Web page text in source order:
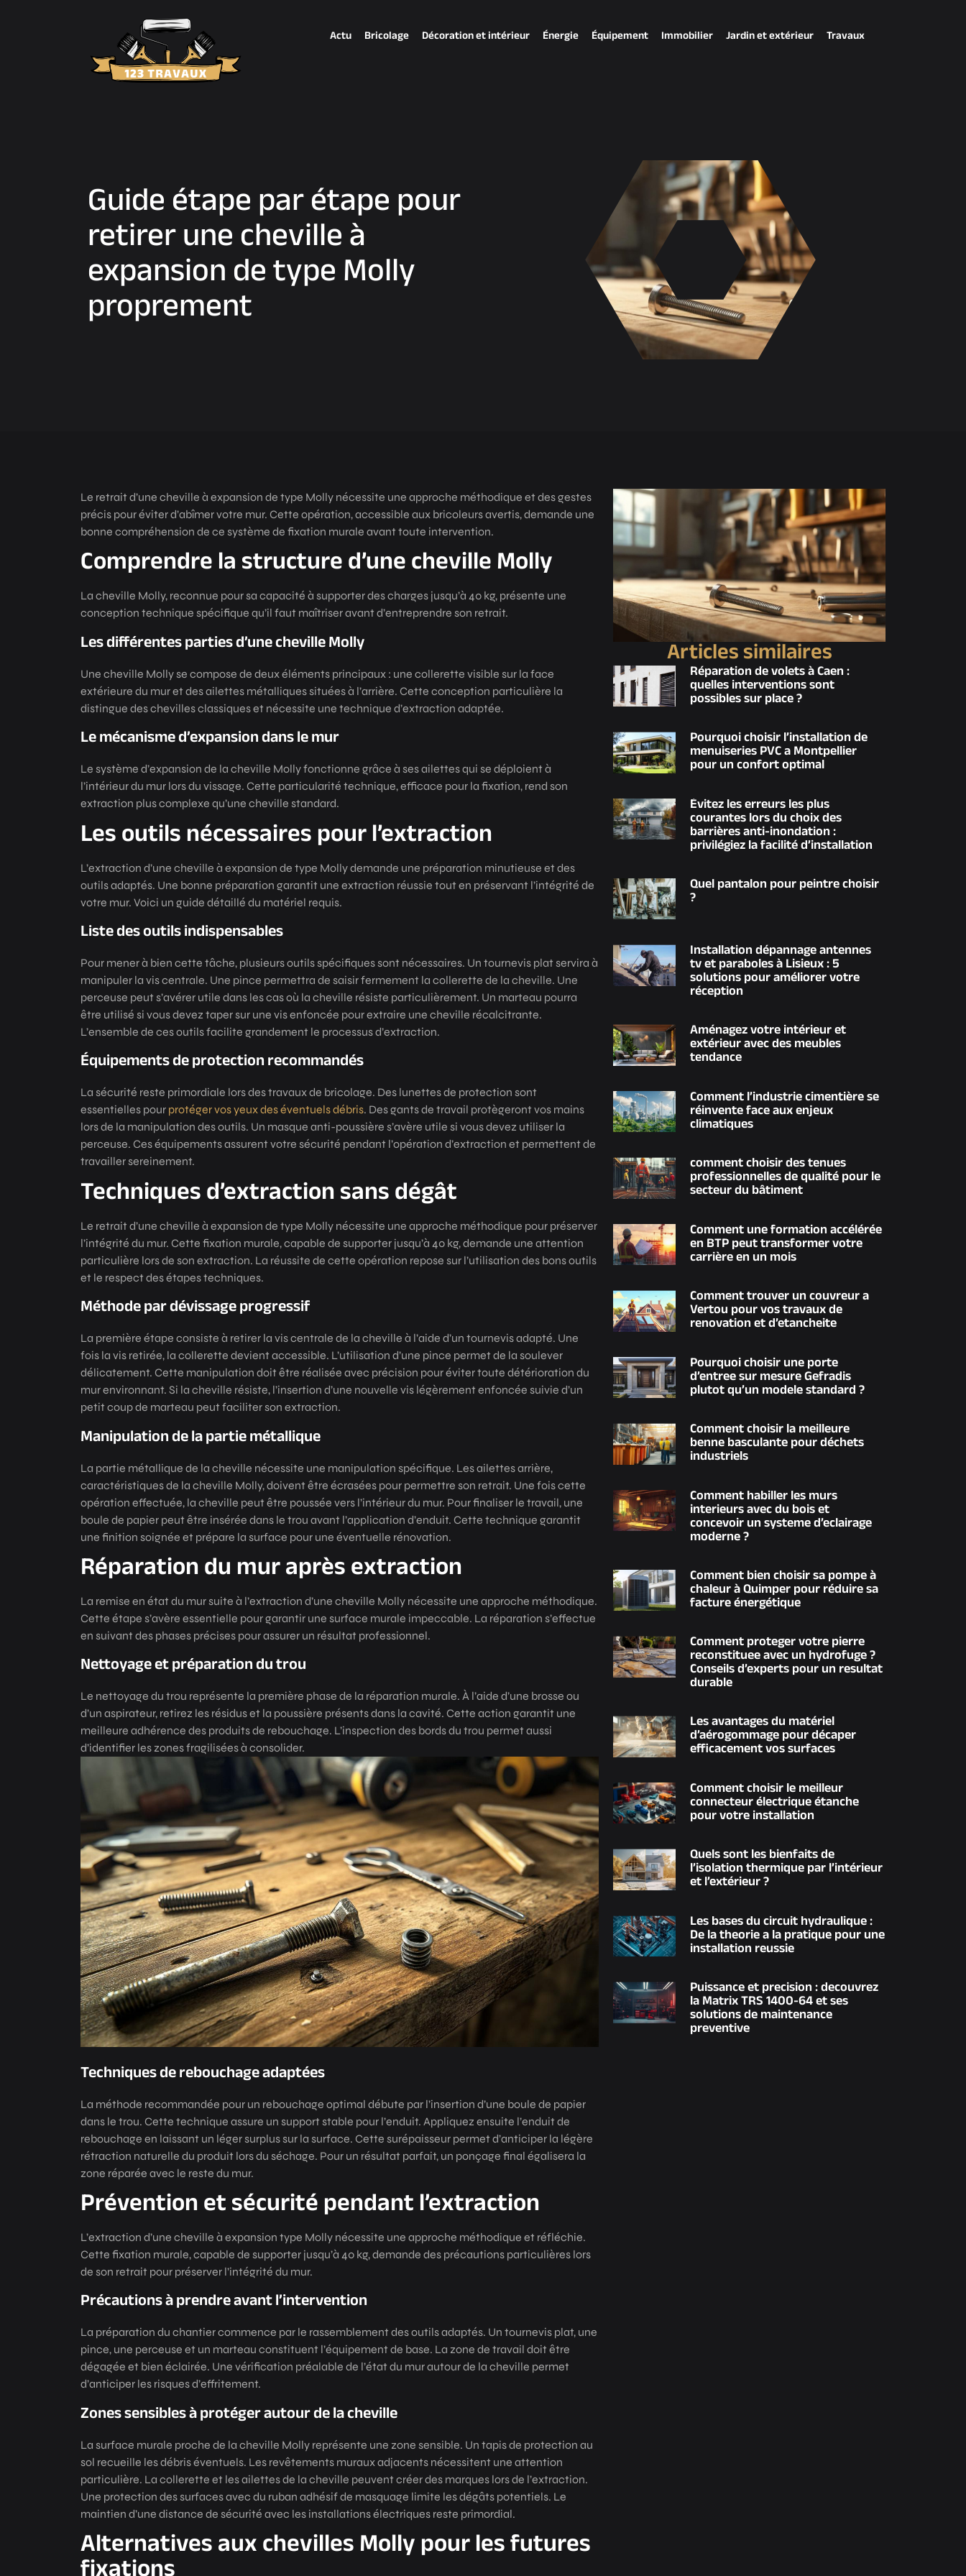
Actu Bricolage Décoration et intérieur Énergie Équipement Immobilier Jardin et extérieur Travaux
Guide étape par étape pour
retirer une cheville à
expansion de type Molly
proprement
Le retrait d’une cheville à expansion de type Molly nécessite une approche méthodique et des gestes
précis pour éviter d’abîmer votre mur. Cette opération, accessible aux bricoleurs avertis, demande une
bonne compréhension de ce système de fixation murale avant toute intervention.
Comprendre la structure d’une cheville Molly
La cheville Molly, reconnue pour sa capacité à supporter des charges jusqu’à 40 kg, présente une
conception technique spécifique qu’il faut maîtriser avant d’entreprendre son retrait.
Les différentes parties d’une cheville Molly
Une cheville Molly se compose de deux éléments principaux : une collerette visible sur la face
extérieure du mur et des ailettes métalliques situées à l’arrière. Cette conception particulière la
distingue des chevilles classiques et nécessite une technique d’extraction adaptée.
Le mécanisme d’expansion dans le mur
Le système d’expansion de la cheville Molly fonctionne grâce à ses ailettes qui se déploient à
l’intérieur du mur lors du vissage. Cette particularité technique, efficace pour la fixation, rend son
extraction plus complexe qu’une cheville standard.
Les outils nécessaires pour l’extraction
L’extraction d’une cheville à expansion de type Molly demande une préparation minutieuse et des
outils adaptés. Une bonne préparation garantit une extraction réussie tout en préservant l’intégrité de
votre mur. Voici un guide détaillé du matériel requis.
Liste des outils indispensables
Pour mener à bien cette tâche, plusieurs outils spécifiques sont nécessaires. Un tournevis plat servira à
manipuler la vis centrale. Une pince permettra de saisir fermement la collerette de la cheville. Une
perceuse peut s’avérer utile dans les cas où la cheville résiste particulièrement. Un marteau pourra
être utilisé si vous devez taper sur une vis enfoncée pour extraire une cheville récalcitrante.
L’ensemble de ces outils facilite grandement le processus d’extraction.
Équipements de protection recommandés
La sécurité reste primordiale lors des travaux de bricolage. Des lunettes de protection sont
essentielles pour protéger vos yeux des éventuels débris. Des gants de travail protègeront vos mains
lors de la manipulation des outils. Un masque anti-poussière s’avère utile si vous devez utiliser la
perceuse. Ces équipements assurent votre sécurité pendant l’opération d’extraction et permettent de
travailler sereinement.
Techniques d’extraction sans dégât
Le retrait d’une cheville à expansion de type Molly nécessite une approche méthodique pour préserver
l’intégrité du mur. Cette fixation murale, capable de supporter jusqu’à 40 kg, demande une attention
particulière lors de son extraction. La réussite de cette opération repose sur l’utilisation des bons outils
et le respect des étapes techniques.
Méthode par dévissage progressif
La première étape consiste à retirer la vis centrale de la cheville à l’aide d’un tournevis adapté. Une
fois la vis retirée, la collerette devient accessible. L’utilisation d’une pince permet de la soulever
délicatement. Cette manipulation doit être réalisée avec précision pour éviter toute détérioration du
mur environnant. Si la cheville résiste, l’insertion d’une nouvelle vis légèrement enfoncée suivie d’un
petit coup de marteau peut faciliter son extraction.
Manipulation de la partie métallique
La partie métallique de la cheville nécessite une manipulation spécifique. Les ailettes arrière,
caractéristiques de la cheville Molly, doivent être écrasées pour permettre son retrait. Une fois cette
opération effectuée, la cheville peut être poussée vers l’intérieur du mur. Pour finaliser le travail, une
boule de papier peut être insérée dans le trou avant l’application d’enduit. Cette technique garantit
une finition soignée et prépare la surface pour une éventuelle rénovation.
Réparation du mur après extraction
La remise en état du mur suite à l’extraction d’une cheville Molly nécessite une approche méthodique.
Cette étape s’avère essentielle pour garantir une surface murale impeccable. La réparation s’effectue
en suivant des phases précises pour assurer un résultat professionnel.
Nettoyage et préparation du trou
Le nettoyage du trou représente la première phase de la réparation murale. À l’aide d’une brosse ou
d’un aspirateur, retirez les résidus et la poussière présents dans la cavité. Cette action garantit une
meilleure adhérence des produits de rebouchage. L’inspection des bords du trou permet aussi
d’identifier les zones fragilisées à consolider.
Techniques de rebouchage adaptées
La méthode recommandée pour un rebouchage optimal débute par l’insertion d’une boule de papier
dans le trou. Cette technique assure un support stable pour l’enduit. Appliquez ensuite l’enduit de
rebouchage en laissant un léger surplus sur la surface. Cette surépaisseur permet d’anticiper la légère
rétraction naturelle du produit lors du séchage. Pour un résultat parfait, un ponçage final égalisera la
zone réparée avec le reste du mur.
Prévention et sécurité pendant l’extraction
L’extraction d’une cheville à expansion type Molly nécessite une approche méthodique et réfléchie.
Cette fixation murale, capable de supporter jusqu’à 40 kg, demande des précautions particulières lors
de son retrait pour préserver l’intégrité du mur.
Précautions à prendre avant l’intervention
La préparation du chantier commence par le rassemblement des outils adaptés. Un tournevis plat, une
pince, une perceuse et un marteau constituent l’équipement de base. La zone de travail doit être
dégagée et bien éclairée. Une vérification préalable de l’état du mur autour de la cheville permet
d’anticiper les risques d’effritement.
Zones sensibles à protéger autour de la cheville
La surface murale proche de la cheville Molly représente une zone sensible. Un tapis de protection au
sol recueille les débris éventuels. Les revêtements muraux adjacents nécessitent une attention
particulière. La collerette et les ailettes de la cheville peuvent créer des marques lors de l’extraction.
Une protection des surfaces avec du ruban adhésif de masquage limite les dégâts potentiels. Le
maintien d’une distance de sécurité avec les installations électriques reste primordial.
Alternatives aux chevilles Molly pour les futures
Articles similaires
Réparation de volets à Caen :
quelles interventions sont
possibles sur place ?
Pourquoi choisir l’installation de
menuiseries PVC a Montpellier
pour un confort optimal
Évitez les erreurs les plus
courantes lors du choix des
barrières anti-inondation :
privilégiez la facilité d’installation
Quel pantalon pour peintre choisir
?
Installation dépannage antennes
tv et paraboles à Lisieux : 5
solutions pour améliorer votre
réception
Aménagez votre intérieur et
extérieur avec des meubles
tendance
Comment l’industrie cimentière se
réinvente face aux enjeux
climatiques
comment choisir des tenues
professionnelles de qualité pour le
secteur du bâtiment
Comment une formation accélérée
en BTP peut transformer votre
carrière en un mois
Comment trouver un couvreur a
Vertou pour vos travaux de
renovation et d’etancheite
Pourquoi choisir une porte
d’entree sur mesure Gefradis
plutot qu’un modele standard ?
Comment choisir la meilleure
benne basculante pour déchets
industriels
Comment habiller les murs
interieurs avec du bois et
concevoir un systeme d’eclairage
moderne ?
Comment bien choisir sa pompe à
chaleur à Quimper pour réduire sa
facture énergétique
Comment proteger votre pierre
reconstituee avec un hydrofuge ?
Conseils d’experts pour un resultat
durable
Les avantages du matériel
d’aérogommage pour décaper
efficacement vos surfaces
Comment choisir le meilleur
connecteur électrique étanche
pour votre installation
Quels sont les bienfaits de
l’isolation thermique par l’intérieur
et l’extérieur ?
Les bases du circuit hydraulique :
De la theorie a la pratique pour une
installation reussie
Puissance et precision : decouvrez
la Matrix TRS 1400-64 et ses
solutions de maintenance
preventive